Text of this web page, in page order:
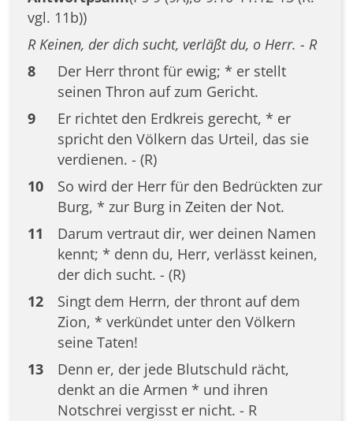
vgl. 11b))
R Keinen, der dich sucht, verläßt du, o Herr. - R
8
Der Herr thront für ewig; * er stellt
seinen Thron auf zum Gericht.
9
Er richtet den Erdkreis gerecht, * er
spricht den Völkern das Urteil, das sie
verdienen. - (R)
10
So wird der Herr für den Bedrückten zur
Burg, * zur Burg in Zeiten der Not.
11
Darum vertraut dir, wer deinen Namen
kennt; * denn du, Herr, verlässt keinen,
der dich sucht. - (R)
12
Singt dem Herrn, der thront auf dem
Zion, * verkündet unter den Völkern
seine Taten!
13
Denn er, der jede Blutschuld rächt,
denkt an die Armen * und ihren
Notschrei vergisst er nicht. - R